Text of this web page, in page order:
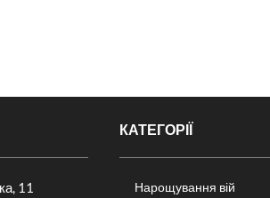
11
КАТЕГОРІЇ
Нарощування вій